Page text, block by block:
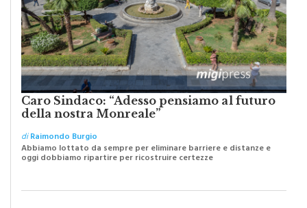
Caro Sindaco: “Adesso pensiamo al futuro
della nostra Monreale”
diRaimondo Burgio
Abbiamo lottato da sempre per eliminare barriere e distanze e
oggi dobbiamo ripartire per ricostruire certezze